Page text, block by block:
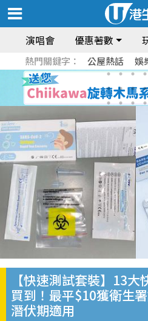
演唱會 優惠著數
熱門關鍵字： 公屋熱話 娛
【快速測試套裝】13
買到！最平$10獲衛生
潛伏期適用